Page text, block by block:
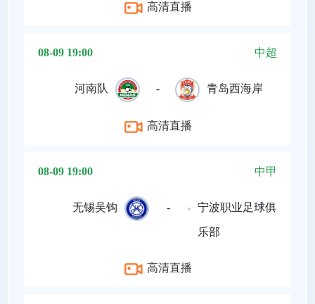
高清直播
08-09 19:00 中超
河南队 - 青岛西海岸
高清直播
08-09 19:00 中甲
无锡吴钩 - 宁波职业足球俱
乐部
高清直播